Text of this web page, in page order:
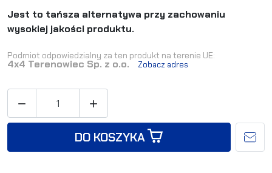
Jest to tańsza alternatywa przy zachowaniu
wysokiej jakości produktu.
Podmiot odpowiedzialny za ten produkt na terenie UE:
4x4 Terenowiec Sp. z o.o. Zobacz adres
 
DO KOSZYKA